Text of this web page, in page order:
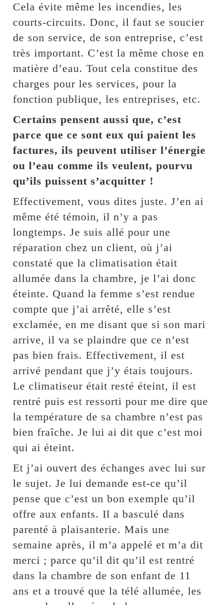
Cela évite même les incendies, les
courts-circuits. Donc, il faut se soucier
de son service, de son entreprise, c’est
très important. C’est la même chose en
matière d’eau. Tout cela constitue des
charges pour les services, pour la
fonction publique, les entreprises, etc.
Certains pensent aussi que, c’est
parce que ce sont eux qui paient les
factures, ils peuvent utiliser l’énergie
ou l’eau comme ils veulent, pourvu
qu’ils puissent s’acquitter !
Effectivement, vous dites juste. J’en ai
même été témoin, il n’y a pas
longtemps. Je suis allé pour une
réparation chez un client, où j’ai
constaté que la climatisation était
allumée dans la chambre, je l’ai donc
éteinte. Quand la femme s’est rendue
compte que j’ai arrêté, elle s’est
exclamée, en me disant que si son mari
arrive, il va se plaindre que ce n’est
pas bien frais. Effectivement, il est
arrivé pendant que j’y étais toujours.
Le climatiseur était resté éteint, il est
rentré puis est ressorti pour me dire que
la température de sa chambre n’est pas
bien fraîche. Je lui ai dit que c’est moi
qui ai éteint.
Et j’ai ouvert des échanges avec lui sur
le sujet. Je lui demande est-ce qu’il
pense que c’est un bon exemple qu’il
offre aux enfants. Il a basculé dans
parenté à plaisanterie. Mais une
semaine après, il m’a appelé et m’a dit
merci ; parce qu’il dit qu’il est rentré
dans la chambre de son enfant de 11
ans et a trouvé que la télé allumée, les